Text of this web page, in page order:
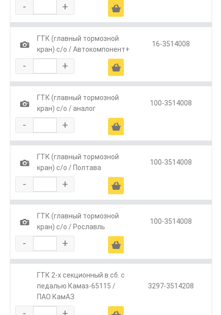
- + Ä
1
ГТК (главный тормозной
кран) с/о / Автокомпонент+
16-3514008
- + Ä
1
ГТК (главный тормозной
кран) с/о / аналог
100-3514008
- + Ä
1
ГТК (главный тормозной
кран) с/о / Полтава
100-3514008
- + Ä
1
ГТК (главный тормозной
кран) с/о / Рославль
100-3514008
- + Ä
ГТК 2-х секционный в сб. с
педалью Камаз-65115 /
ПАО КамАЗ
3297-3514208